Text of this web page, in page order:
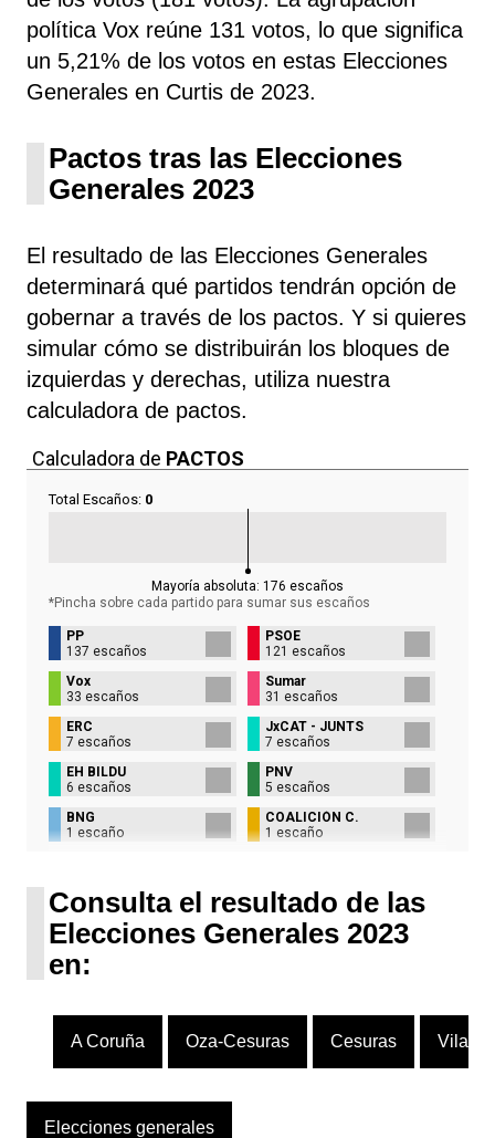
política Vox reúne 131 votos, lo que significa
un 5,21% de los votos en estas Elecciones
Generales en Curtis de 2023.
Pactos tras las Elecciones
Generales 2023
El resultado de las Elecciones Generales
determinará qué partidos tendrán opción de
gobernar a través de los pactos. Y si quieres
simular cómo se distribuirán los bloques de
izquierdas y derechas, utiliza nuestra
calculadora de pactos.
Calculadora de PACTOS
Total Escaños: 0
Mayoría absoluta: 176 escaños
*Pincha sobre cada partido para sumar sus escaños
PP
137 escaños
PSOE
121 escaños
Vox
33 escaños
Sumar
31 escaños
ERC
7 escaños
JxCAT - JUNTS
7 escaños
EH BILDU
6 escaños
PNV
5 escaños
BNG
1 escaño
COALICIÓN C.
1 escaño
Consulta el resultado de las
Elecciones Generales 2023
en:
A Coruña Oza-Cesuras Cesuras
Elecciones generales